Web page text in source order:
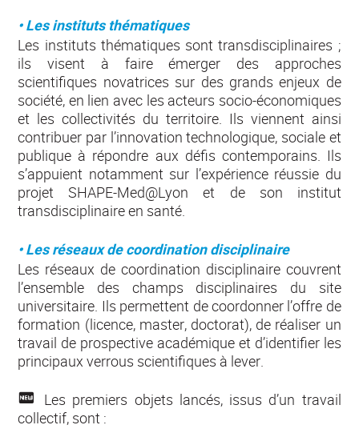
• Les instituts thématiques
Les instituts thématiques sont transdisciplinaires ;
ils visent à faire émerger des approches
scientifiques novatrices sur des grands enjeux de
société, en lien avec les acteurs socio-économiques
et les collectivités du territoire. Ils viennent ainsi
contribuer par l’innovation technologique, sociale et
publique à répondre aux défis contemporains. Ils
s’appuient notamment sur l’expérience réussie du
projet SHAPE-Med@Lyon et de son institut
transdisciplinaire en santé.
• Les réseaux de coordination disciplinaire
Les réseaux de coordination disciplinaire couvrent
l’ensemble des champs disciplinaires du site
universitaire. Ils permettent de coordonner l’offre de
formation (licence, master, doctorat), de réaliser un
travail de prospective académique et d’identifier les
principaux verrous scientifiques à lever.
Les premiers objets lancés, issus d’un travail
collectif, sont :